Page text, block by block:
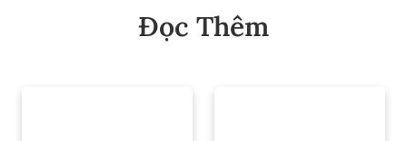
Đọc Thêm